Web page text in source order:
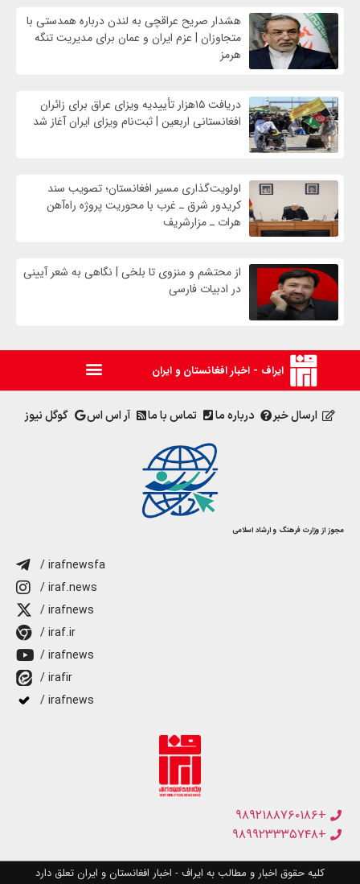
هشدار صریح عراقچی به لندن درباره همدستی با
متجاوزان | عزم ایران و عمان برای مدیریت تنگه
هرمز
دریافت ۱۵هزار تأییدیه ویزای عراق برای زائران
افغانستانی اربعین | ثبت‌نام ویزای ایران آغاز شد
اولویت‌گذاری مسیر افغانستان؛ تصویب سند
کریدور شرق ـ غرب با محوریت پروژه راه‌آهن
هرات ـ مزارشریف
از محتشم و منزوی تا بلخی | نگاهی به شعر آیینی
در ادبیات فارسی
ایراف - اخبار افغانستان و ایران
ارسال خبر درباره ما تماس با ما آر اس اس گوگل نیوز
مجوز از وزارت فرهنگ و ارشاد اسلامی
/ irafnewsfa
/ iraf.news
/ irafnews
/ iraf.ir
/ irafnews
/ irafir
/ irafnews
+۹۸۹۲۱۸۸۷۶۰۱۸۶
+۹۸۹۹۲۳۳۳۵۷۴۸
کلیه حقوق اخبار و مطالب به ایراف - اخبار افغانستان و ایران تعلق دارد